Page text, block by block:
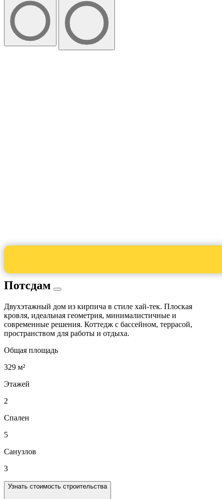
Потсдам
Двухэтажный дом из кирпича в стиле хай-тек. Плоская
кровля, идеальная геометрия, минималистичные и
современные решения. Коттедж с бассейном, террасой,
пространством для работы и отдыха.
Общая площадь
329 м²
Этажей
2
Спален
5
Санузлов
3
Узнать стоимость строительства